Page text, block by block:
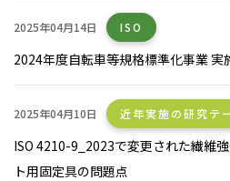
2025年04月14日 ISO
2024年度自転車等規格標準化事業 実
2025年04月10日 近年実施の研究テ
ISO 4210-9_2023で変更された繊維
ト用固定具の問題点